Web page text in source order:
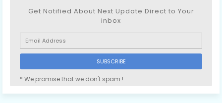
Get Notified About Next Update Direct to Your
inbox
* We promise that we don't spam !